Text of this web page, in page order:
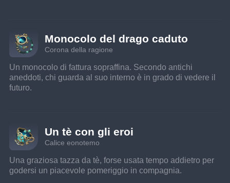
Monocolo del drago caduto
Corona della ragione
Un monocolo di fattura sopraffina. Secondo antichi
aneddoti, chi guarda al suo interno è in grado di vedere il
futuro.
Un tè con gli eroi
Calice eonotemo
Una graziosa tazza da tè, forse usata tempo addietro per
godersi un piacevole pomeriggio in compagnia.